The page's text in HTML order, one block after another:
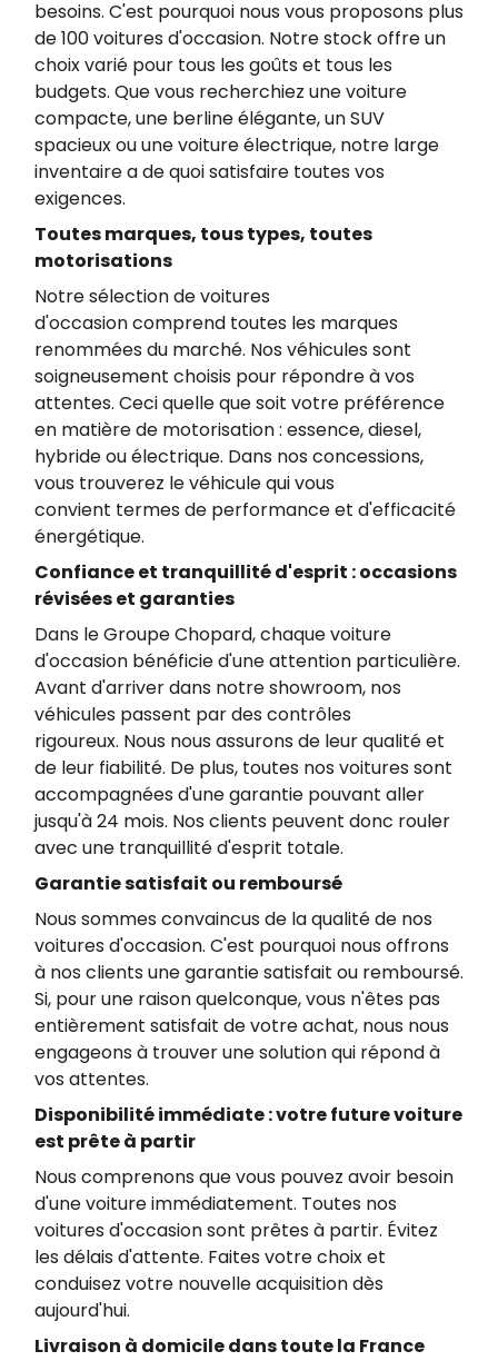
besoins. C'est pourquoi nous vous proposons plus
de 100 voitures d'occasion. Notre stock offre un
choix varié pour tous les goûts et tous les
budgets. Que vous recherchiez une voiture
compacte, une berline élégante, un SUV
spacieux ou une voiture électrique, notre large
inventaire a de quoi satisfaire toutes vos
exigences.
Toutes marques, tous types, toutes
motorisations
Notre sélection de voitures
d'occasion comprend toutes les marques
renommées du marché. Nos véhicules sont
soigneusement choisis pour répondre à vos
attentes​. Ceci quelle que soit votre préférence
en matière de motorisation : essence, diesel,
hybride ou électrique. Dans nos concessions,
vous trouverez le véhicule qui vous
convient termes de performance et d'efficacité
énergétique.
Confiance et tranquillité d'esprit : occasions
révisées et garanties
Dans le Groupe Chopard, chaque voiture
d'occasion bénéficie d'une attention particulière.
Avant d'arriver dans notre showroom, nos
véhicules passent par des contrôles
rigoureux. Nous nous assurons de leur qualité et
de leur fiabilité. De plus, toutes nos voitures sont
accompagnées d'une garantie pouvant aller
jusqu'à 24 mois. Nos clients peuvent donc rouler
avec une tranquillité d'esprit totale.
Garantie satisfait ou remboursé
Nous sommes convaincus de la qualité de nos
voitures d'occasion. C'est pourquoi nous offrons
à nos clients une garantie satisfait ou remboursé.
Si, pour une raison quelconque, vous n'êtes pas
entièrement satisfait de votre achat, nous nous
engageons à trouver une solution qui répond à
vos attentes.
Disponibilité immédiate : votre future voiture
est prête à partir
Nous comprenons que vous pouvez avoir besoin
d'une voiture immédiatement. Toutes nos
voitures d'occasion sont prêtes à partir. Évitez
les délais d'attente. Faites votre choix​ et
conduisez votre nouvelle acquisition dès
aujourd'hui.
Livraison à domicile dans toute la France